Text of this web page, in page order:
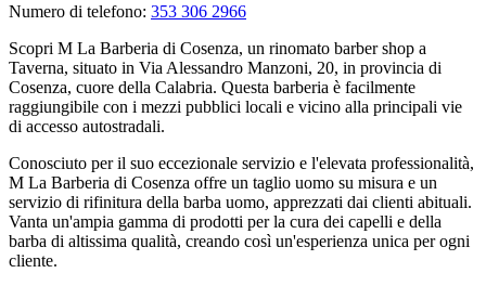
Numero di telefono: 353 306 2966
Scopri M La Barberia di Cosenza, un rinomato barber shop a
Taverna, situato in Via Alessandro Manzoni, 20, in provincia di
Cosenza, cuore della Calabria. Questa barberia è facilmente
raggiungibile con i mezzi pubblici locali e vicino alla principali vie
di accesso autostradali.
Conosciuto per il suo eccezionale servizio e l'elevata professionalità,
M La Barberia di Cosenza offre un taglio uomo su misura e un
servizio di rifinitura della barba uomo, apprezzati dai clienti abituali.
Vanta un'ampia gamma di prodotti per la cura dei capelli e della
barba di altissima qualità, creando così un'esperienza unica per ogni
cliente.